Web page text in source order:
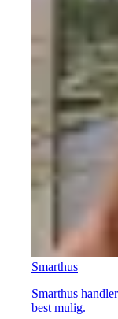
Smarthus
Smarthus
best mulig.